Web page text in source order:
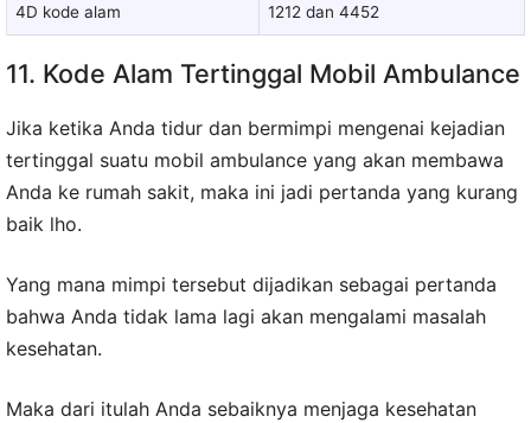
4D kode alam 1212 dan 4452
11. Kode Alam Tertinggal Mobil Ambulance
Jika ketika Anda tidur dan bermimpi mengenai kejadian
tertinggal suatu mobil ambulance yang akan membawa
Anda ke rumah sakit, maka ini jadi pertanda yang kurang
baik lho.
Yang mana mimpi tersebut dijadikan sebagai pertanda
bahwa Anda tidak lama lagi akan mengalami masalah
kesehatan.
Maka dari itulah Anda sebaiknya menjaga kesehatan